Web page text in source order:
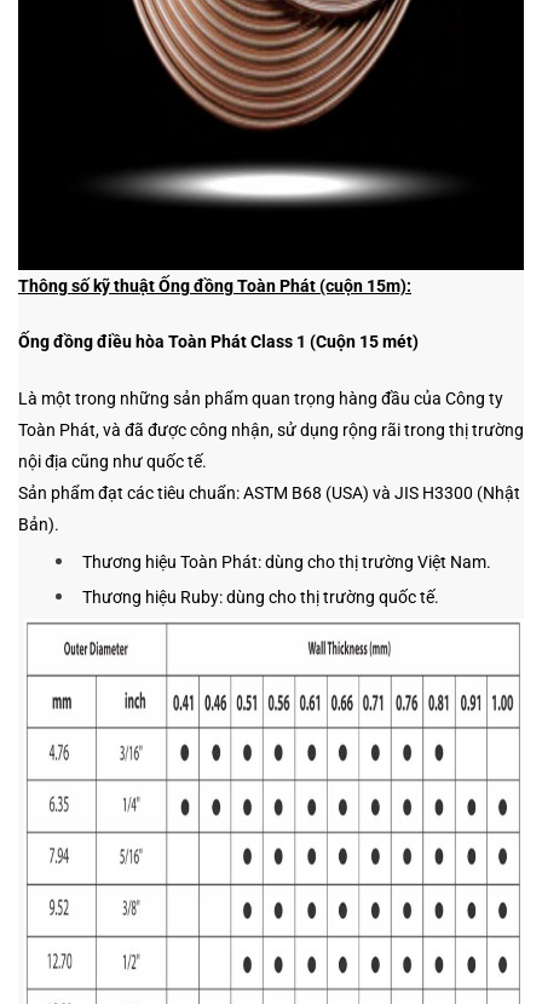
Thông số kỹ thuật Ống đồng Toàn Phát (cuộn 15m):
Ống đồng điều hòa Toàn Phát Class 1 (Cuộn 15 mét)
Là một trong những sản phẩm quan trọng hàng đầu của Công ty
Toàn Phát, và đã được công nhận, sử dụng rộng rãi trong thị trường
nội địa cũng như quốc tế.
Sản phẩm đạt các tiêu chuẩn: ASTM B68 (USA) và JIS H3300 (Nhật
Bản).
​Thương hiệu Toàn Phát: dùng cho thị trường Việt Nam.
Thương hiệu Ruby: dùng cho thị trường quốc tế.